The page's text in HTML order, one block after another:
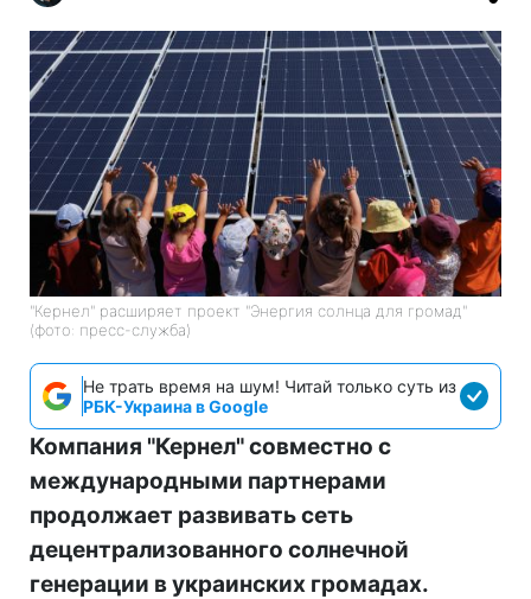
"Кернел" расширяет проект "Энергия солнца для громад"
(фото: пресс-служба)
Не трать время на шум! Читай только суть из
РБК-Украина в Google
Компания "Кернел" совместно с
международными партнерами
продолжает развивать сеть
децентрализованного солнечной
генерации в украинских громадах.